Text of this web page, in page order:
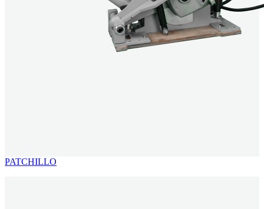
PATCHILLO